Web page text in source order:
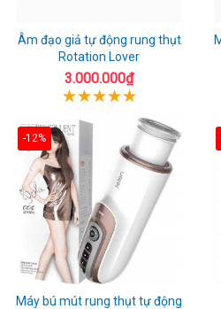
Âm đạo giả tự động rung thụt
Rotation Lover
3.000.000₫
-12%
Máy bú mút rung thụt tự động